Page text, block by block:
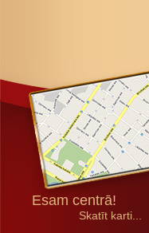
Esam centrā!
Skatīt karti...